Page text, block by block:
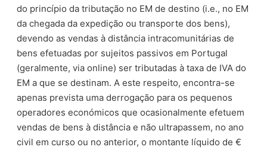
do princípio da tributação no EM de destino (i.e., no EM
da chegada da expedição ou transporte dos bens),
devendo as vendas à distância intracomunitárias de
bens efetuadas por sujeitos passivos em Portugal
(geralmente, via online) ser tributadas à taxa de IVA do
EM a que se destinam. A este respeito, encontra-se
apenas prevista uma derrogação para os pequenos
operadores económicos que ocasionalmente efetuem
vendas de bens à distância e não ultrapassem, no ano
civil em curso ou no anterior, o montante líquido de €